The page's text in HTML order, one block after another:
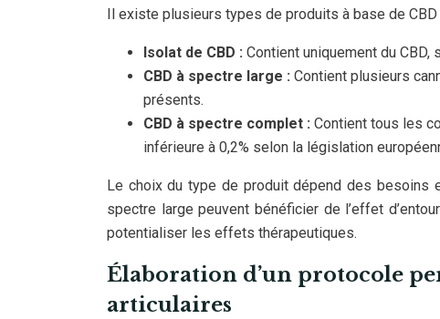
Il existe plusieurs types de produits à base de CBD
Isolat de CBD : Contient uniquement du
CBD à spectre large : Contient plusieurs
présents.
CBD à spectre complet : Contient tous les
inférieure à 0,2% selon la législation
Le choix du type de produit dépend des
spectre large peuvent bénéficier de l’effet
potentialiser les effets thérapeutiques.
Élaboration d’un protocole
articulaires